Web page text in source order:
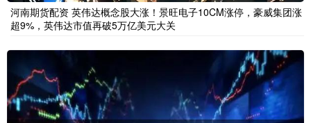
河南期货配资 英伟达概念股大涨！景旺电子10CM涨停，豪威集团涨
超9%，英伟达市值再破5万亿美元大关